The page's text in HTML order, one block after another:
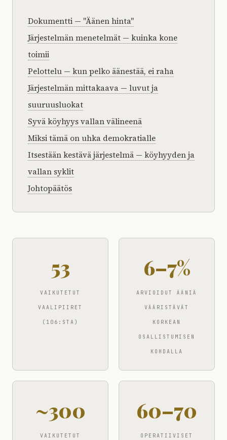
Dokumentti — "Äänen hinta"
Järjestelmän menetelmät — kuinka kone
toimii
Pelottelu — kun pelko äänestää, ei raha
Järjestelmän mittakaava — luvut ja
suuruusluokat
Syvä köyhyys vallan välineenä
Miksi tämä on uhka demokratialle
Itsestään kestävä järjestelmä — köyhyyden ja
vallan syklit
Johtopäätös
53
VAIKUTETUT
VAALIPIIRET
(106:STA)
6–7%
ARVIOIDUT ÄÄNIÄ
VÄÄRISTÄVÄT
KORKEAN
OSALLISTUMISEN
KOHDALLA
~300
VAIKUTETUT
60–70
OPERATIIVISET